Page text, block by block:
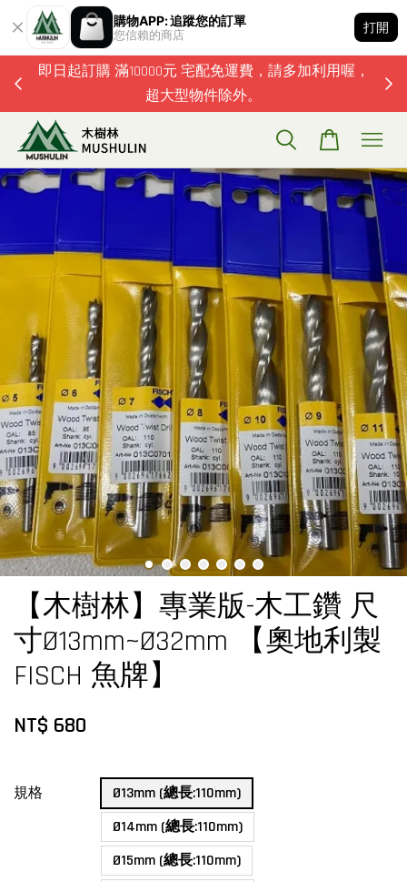
購物APP: 追蹤您的訂單
您信賴的商店
打開
即日起訂購 滿10000元 宅配免運費，請多加利用喔，
超大型物件除外。
【木樹林】專業版-木工鑽 尺
寸Ø13mm~Ø32mm 【奧地利製
FISCH 魚牌】
NT$ 680
規格
Ø13mm (總長:110mm)
Ø14mm (總長:110mm)
Ø15mm (總長:110mm)